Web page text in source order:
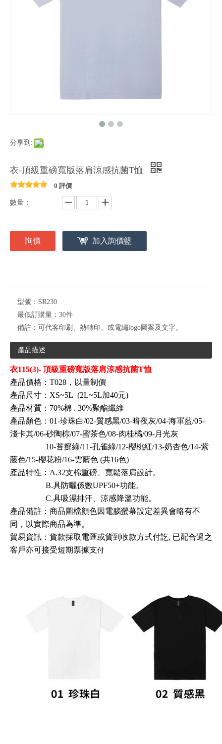
分享到:
衣-頂級重磅寬版落肩涼感抗菌T恤
0 評價
數量：
詢價 加入詢價籃
型號： SR230
最低訂購量： 30件
備註： 可代客印刷、熱轉印、或電繡logo圖案及文字。
產品描述
衣115(3)- 頂級重磅寬版落肩涼感抗菌T恤
產品價格：T028 ，以量制價
產品尺寸：XS~5L (2L~5L加40元)
產品材質：70%棉 . 30%聚酯纖維
產品顏色：01-珍珠白/02-質感黑/03-暗夜灰/04-海軍藍/05-
淺卡其/06-砂陶棕/07-蜜茶色/08-肉桂橘/09-月光灰
10-苔癬綠/11-孔雀綠/12-櫻桃紅/13-奶杏色/14-紫
藤色/15-櫻花粉/16-雲藍色 (共16色)
產品特性 ：A.32支棉重磅 、寬鬆落肩設計。
B.具防曬係數UPF50+功能。
C.具吸濕排汗、涼感降溫功能。
產品備註：商品圖檔顏色因電腦螢幕設定差異會略有不
同，以實際商品為準。
貿易資訊 ： 貨款採取電匯或貨到收款方式付訖, 已配合過之
客戶亦可接受短期票據支付